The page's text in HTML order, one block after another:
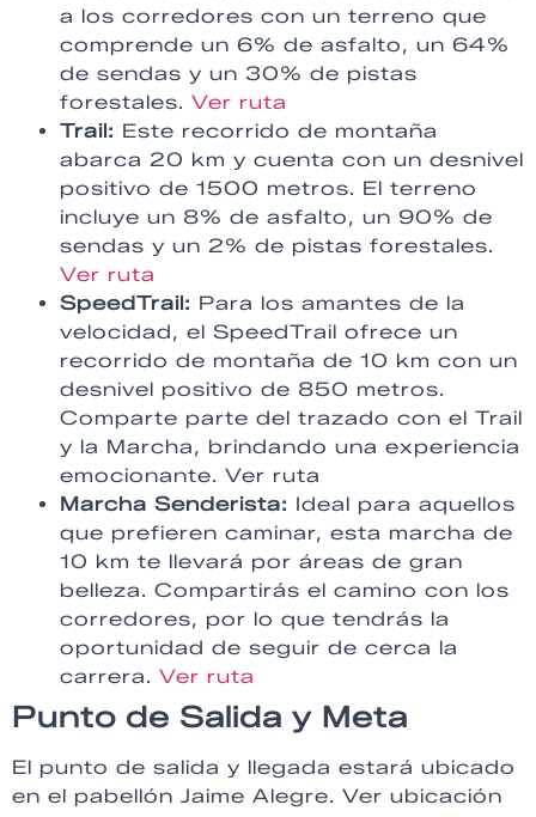
a los corredores con un terreno que
comprende un 6% de asfalto, un 64%
de sendas y un 30% de pistas
forestales. Ver ruta
Trail: Este recorrido de montaña
abarca 20 km y cuenta con un desnivel
positivo de 1500 metros. El terreno
incluye un 8% de asfalto, un 90% de
sendas y un 2% de pistas forestales.
Ver ruta
SpeedTrail: Para los amantes de la
velocidad, el SpeedTrail ofrece un
recorrido de montaña de 10 km con un
desnivel positivo de 850 metros.
Comparte parte del trazado con el Trail
y la Marcha, brindando una experiencia
emocionante. Ver ruta
Marcha Senderista: Ideal para aquellos
que prefieren caminar, esta marcha de
10 km te llevará por áreas de gran
belleza. Compartirás el camino con los
corredores, por lo que tendrás la
oportunidad de seguir de cerca la
carrera. Ver ruta
Punto de Salida y Meta
El punto de salida y llegada estará ubicado
en el pabellón Jaime Alegre. Ver ubicación